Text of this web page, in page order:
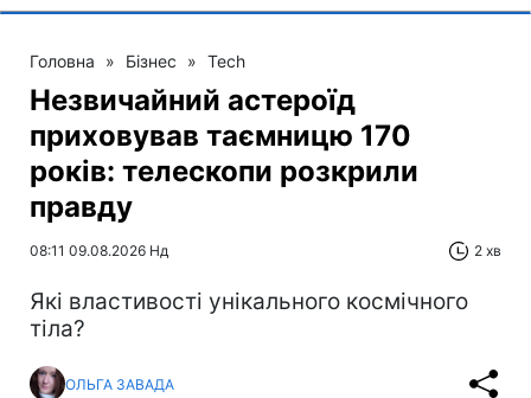
Головна » Бізнес » Tech
Незвичайний астероїд
приховував таємницю 170
років: телескопи розкрили
правду
08:11 09.08.2026 Нд 2 хв
Які властивості унікального космічного
тіла?
ОЛЬГА ЗАВАДА